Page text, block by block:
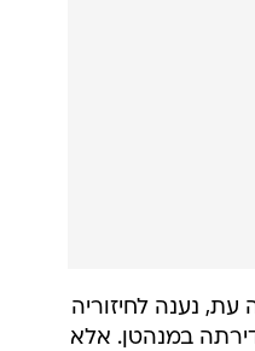
במהרה לסיוט
למכתב אהבה נואש